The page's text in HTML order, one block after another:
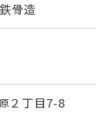
骨造
２丁目7-8